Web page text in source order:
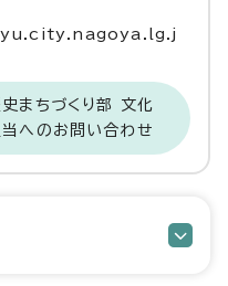
まちづくり部 文化
へのお問い合わせ